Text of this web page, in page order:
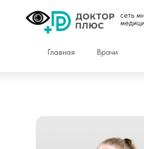
сеть
Главная Врачи